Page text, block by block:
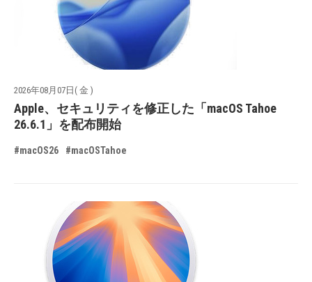
2026年08月07日( 金 )
Apple、セキュリティを修正した「macOS Tahoe
26.6.1」を配布開始
#macOS26 #macOSTahoe